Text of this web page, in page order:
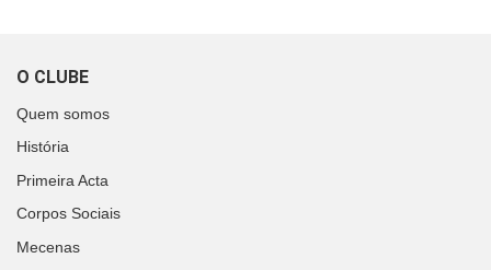
O CLUBE
Quem somos
História
Primeira Acta
Corpos Sociais
Mecenas